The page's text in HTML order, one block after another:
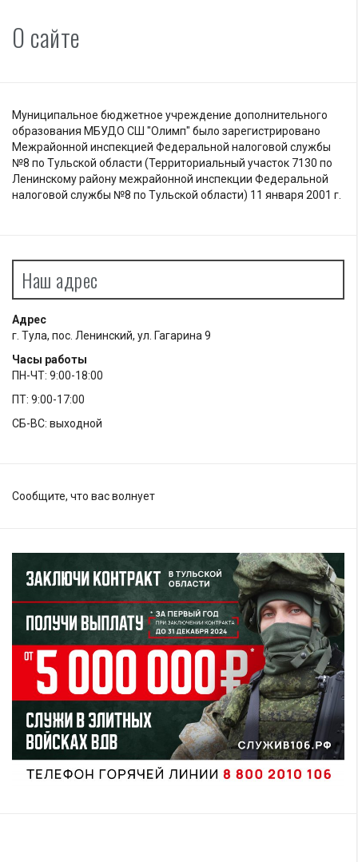
О сайте
Муниципальное бюджетное учреждение дополнительного
образования МБУДО СШ "Олимп" было зарегистрировано
Межрайонной инспекцией Федеральной налоговой службы
№8 по Тульской области (Территориальный участок 7130 по
Ленинскому району межрайонной инспекции Федеральной
налоговой службы №8 по Тульской области) 11 января 2001 г.
Наш адрес
Адрес
г. Тула, пос. Ленинский, ул. Гагарина 9
Часы работы
ПН-ЧТ: 9:00-18:00
ПТ: 9:00-17:00
СБ-ВС: выходной
Сообщите, что вас волнует